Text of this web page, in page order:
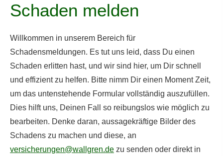
Schaden melden
Willkommen in unserem Bereich für
Schadensmeldungen. Es tut uns leid, dass Du einen
Schaden erlitten hast, und wir sind hier, um Dir schnell
und effizient zu helfen. Bitte nimm Dir einen Moment Zeit,
um das untenstehende Formular vollständig auszufüllen.
Dies hilft uns, Deinen Fall so reibungslos wie möglich zu
bearbeiten. Denke daran, aussagekräftige Bilder des
Schadens zu machen und diese, an
versicherungen@wallgren.de zu senden oder direkt in